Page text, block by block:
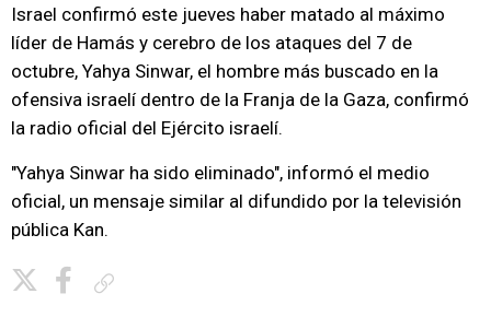
Israel confirmó este jueves haber matado al máximo
líder de Hamás y cerebro de los ataques del 7 de
octubre, Yahya Sinwar, el hombre más buscado en la
ofensiva israelí dentro de la Franja de la Gaza, confirmó
la radio oficial del Ejército israelí.
"Yahya Sinwar ha sido eliminado", informó el medio
oficial, un mensaje similar al difundido por la televisión
pública Kan.